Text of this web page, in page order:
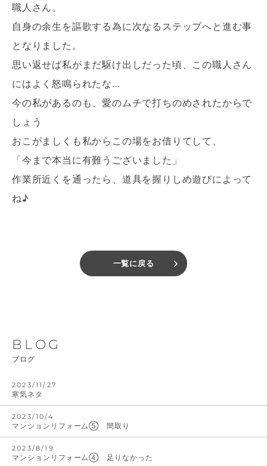
BLOG
ブログ
2023/11/27
寒気ネタ
2023/10/4
マンションリフォーム⑤ 間取り
2023/8/19
マンションリフォーム④ 足りなかった
職人さん。
自身の余生を謳歌する為に次なるステップへと進む事
となりました。
思い返せば私がまだ駆け出しだった頃、この職人さん
にはよく怒鳴られたな…
今の私があるのも、愛のムチで打ちのめされたからで
しょう
おこがましくも私からこの場をお借りてして、
「今まで本当に有難うございました」
作業所近くを通ったら、道具を握りしめ遊びによって
ね♪
一覧に戻る